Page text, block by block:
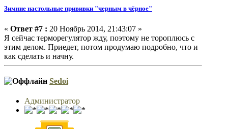
Зимние настольные прививки "черным в чёрное"
« Ответ #7 : 20 Ноябрь 2014, 21:43:07 »
Я сейчас терморегулятор жду, поэтому не тороплюсь с
этим делом. Приедет, потом продумаю подробно, что и
как сделать и начну.
Sedoi
Администратор